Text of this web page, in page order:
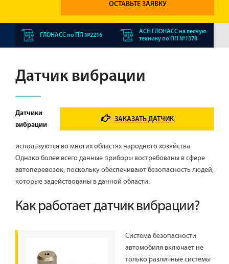
ОСТАВЬТЕ ЗАЯВКУ
ГЛОНАСС по ПП №2216
АСН ГЛОНАСС на лесную
технику по ПП №1378
Датчик вибрации
ЗАКАЗАТЬ ДАТЧИК
Датчики
вибрации
используются во многих областях народного хозяйства.
Однако более всего данные приборы востребованы в сфере
автоперевозок, поскольку обеспечивают безопасность людей,
которые задействованы в данной области.
Как работает датчик вибрации?
Система безопасности
автомобиля включает не
только различные системы